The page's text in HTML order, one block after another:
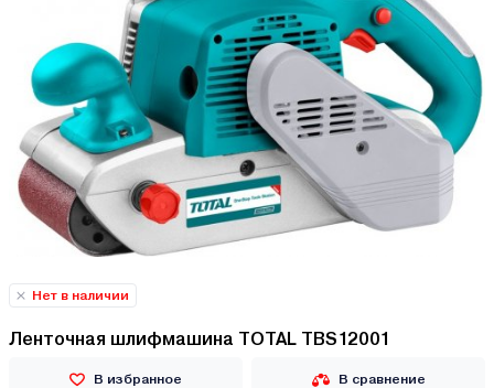
Нет в наличии
Ленточная шлифмашина TOTAL TBS12001
В избранное В сравнение